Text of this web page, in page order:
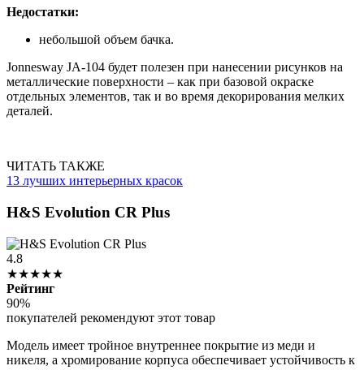
Недостатки:
небольшой объем бачка.
Jonnesway JA-104 будет полезен при нанесении рисунков на
металлические поверхности – как при базовой окраске
отдельных элементов, так и во время декорирования мелких
деталей.
ЧИТАТЬ ТАКЖЕ
13 лучших интерьерных красок
H&S Evolution CR Plus
4.8
★★★★★
Рейтинг
90%
покупателей рекомендуют этот товар
Модель имеет тройное внутреннее покрытие из меди и
никеля, а хромирование корпуса обеспечивает устойчивость к